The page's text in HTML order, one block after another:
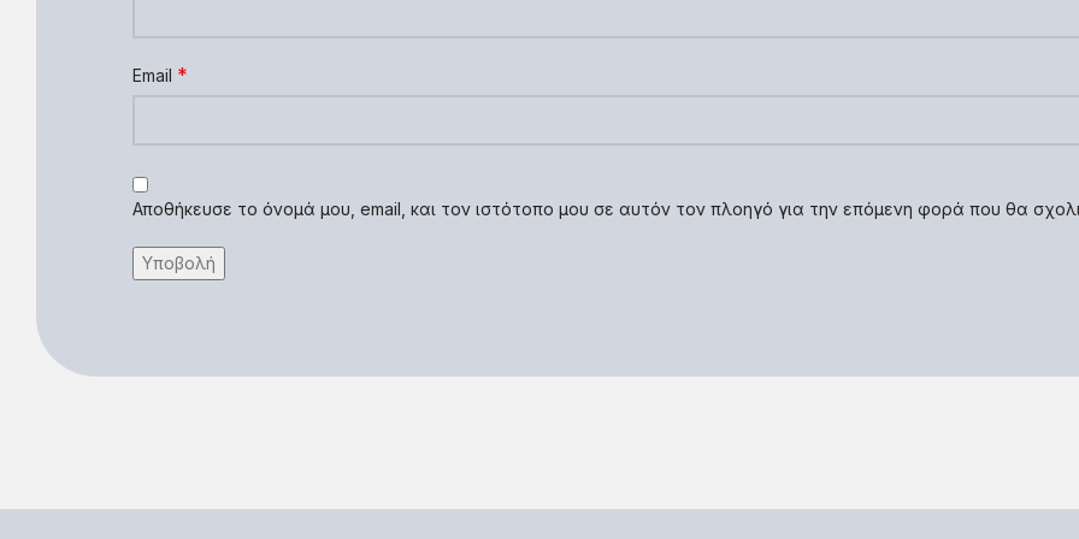
Email *
Αποθήκευσε το όνομά μου, email, και τον ιστότοπο μου σε αυτόν τον πλοηγό για την επόμενη φορά που θα